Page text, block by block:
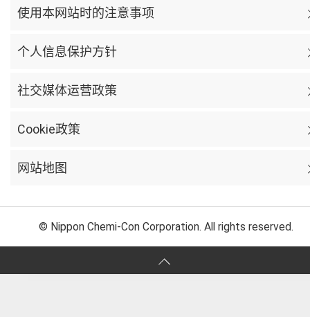
使用本网站时的注意事项
个人信息保护方针
社交媒体运营政策
Cookie政策
网站地图
© Nippon Chemi-Con Corporation. All rights reserved.